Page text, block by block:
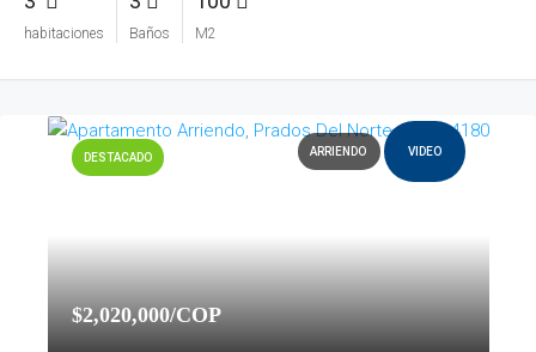
habitaciones Baños M2
DESTACADO ARRIENDO VIDEO
$2,020,000/COP